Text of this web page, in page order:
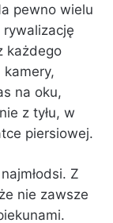
pewno wielu
rywalizację
każdego
na oku,
z tyłu, w
piersiowej.
Z
nie zawsze